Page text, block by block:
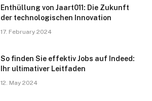
Enthüllung von Jaart011: Die Zukunft
der technologischen Innovation
17. February 2024
So finden Sie effektiv Jobs auf Indeed:
Ihr ultimativer Leitfaden
12. May 2024